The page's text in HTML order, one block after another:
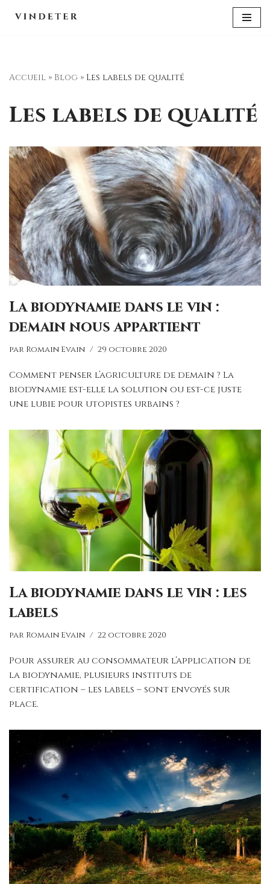
Accueil » Blog » Les labels de qualité
Les labels de qualité
La biodynamie dans le vin :
demain nous appartient
par Romain Evain 29 octobre 2020
Comment penser l’agriculture de demain ? La
biodynamie est-elle la solution ou est-ce juste
une lubie pour utopistes urbains ?
La biodynamie dans le vin : les
labels
par Romain Evain 22 octobre 2020
Pour assurer au consommateur l’application de
la biodynamie, plusieurs instituts de
certification – les labels – sont envoyés sur
place.